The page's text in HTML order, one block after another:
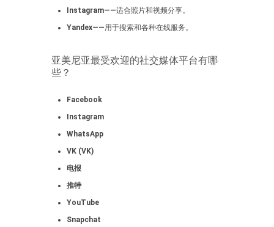
Instagram——适合照片和视频分享。
Yandex——用于搜索和各种在线服务。
亚美尼亚最受欢迎的社交媒体平台有哪
些？
Facebook
Instagram
WhatsApp
VK (VK)
电报
推特
YouTube
Snapchat